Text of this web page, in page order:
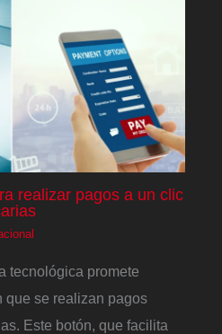
realizar pagos a un clic
tecnológica promete
que se realizan pagos
Este botón, que facilita